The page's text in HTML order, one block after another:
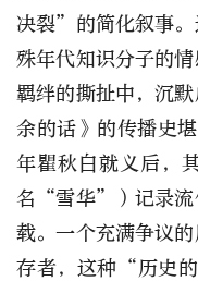
决裂”的简化叙事。
殊年代知识分子的
羁绊的撕扯中，沉
余的话》的传播史
年瞿秋白就义后，
名“雪华”）记录流
载。一个充满争议
存者，这种“历史